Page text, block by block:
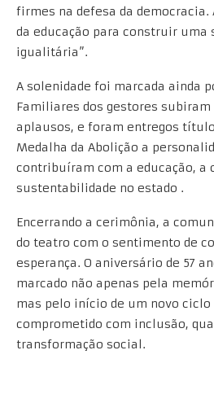
firmes na defesa da democracia.
da educação para construir uma
igualitária”.
A solenidade foi marcada ainda
Familiares dos gestores
aplausos, e foram entregos
Medalha da Abolição a
contribuíram com a educação, a
sustentabilidade no estado .
Encerrando a cerimônia, a
do teatro com o sentimento de
esperança. O aniversário de 57
marcado não apenas pela
mas pelo início de um novo ciclo
comprometido com inclusão,
transformação social.